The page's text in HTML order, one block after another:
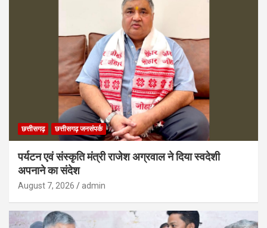
छत्तीसगढ़ छत्तीसगढ़ जनसंपर्क
पर्यटन एवं संस्कृति मंत्री राजेश अग्रवाल ने दिया स्वदेशी
अपनाने का संदेश
August 7, 2026 admin